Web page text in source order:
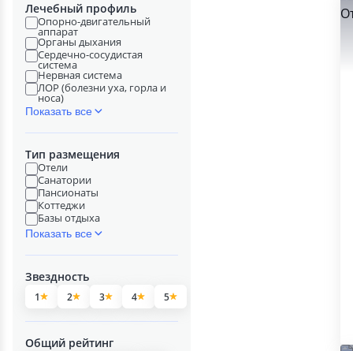
Лечебный профиль
Опорно-двигательный
аппарат
Органы дыхания
Сердечно-сосудистая
система
Нервная система
ЛОР (болезни уха, горла и
носа)
Показать все
Тип размещения
Отели
Санатории
Пансионаты
Коттеджи
Базы отдыха
Показать все
Звездность
1 2 3 4 5
Общий рейтинг